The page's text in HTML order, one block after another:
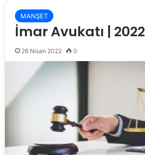
MANŞET
İmar Avukatı | 2022
26 Nisan 2022 0